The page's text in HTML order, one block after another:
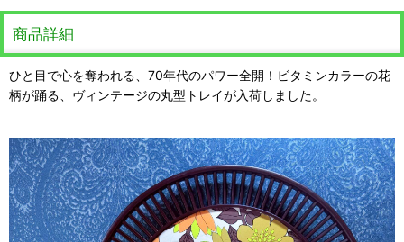
商品詳細
ひと目で心を奪われる、70年代のパワー全開！ビタミンカラーの花
柄が踊る、ヴィンテージの丸型トレイが入荷しました。